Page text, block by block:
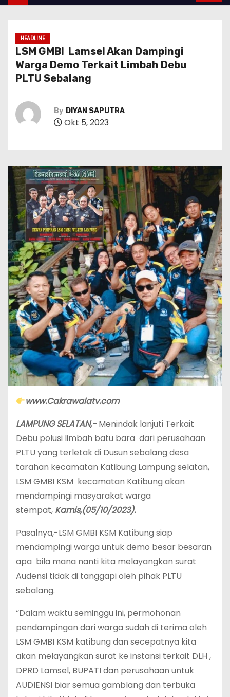
HEADLINE
LSM GMBI Lamsel Akan Dampingi
Warga Demo Terkait Limbah Debu
PLTU Sebalang
By DIYAN SAPUTRA
Okt 5, 2023
www.Cakrawalatv.com
LAMPUNG SELATAN,-Menindak lanjuti Terkait
Debu polusi limbah batu bara dari perusahaan
PLTU yang terletak di Dusun sebalang desa
tarahan kecamatan Katibung Lampung selatan,
LSM GMBI KSM kecamatan Katibung akan
mendampingi masyarakat warga
stempat, Kamis,(05/10/2023).
Pasalnya,-LSM GMBI KSM Katibung siap
mendampingi warga untuk demo besar besaran
apa bila mana nanti kita melayangkan surat
Audensi tidak di tanggapi oleh pihak PLTU
sebalang.
“Dalam waktu seminggu ini, permohonan
pendampingan dari warga sudah di terima oleh
LSM GMBI KSM katibung dan secepatnya kita
akan melayangkan surat ke instansi terkait DLH ,
DPRD Lamsel, BUPATI dan perusahaan untuk
AUDIENSI biar semua gamblang dan terbuka